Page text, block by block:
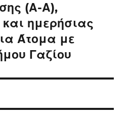
(Α-Α),
ημερήσιας
Άτομα με
Γαζίου